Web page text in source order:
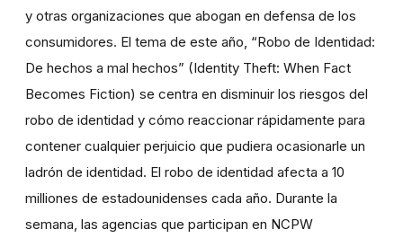
y otras organizaciones que abogan en defensa de los
consumidores. El tema de este año, “Robo de Identidad:
De hechos a mal hechos” (Identity Theft: When Fact
Becomes Fiction) se centra en disminuir los riesgos del
robo de identidad y cómo reaccionar rápidamente para
contener cualquier perjuicio que pudiera ocasionarle un
ladrón de identidad. El robo de identidad afecta a 10
milliones de estadounidenses cada año. Durante la
semana, las agencias que participan en NCPW